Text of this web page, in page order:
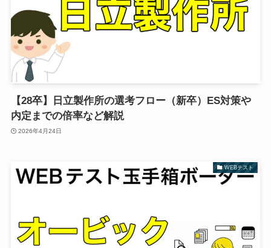
【28卒】日立製作所の選考フロー（新卒）ES対策や
内定までの倍率など解説
2026年4月24日
WEBテスト